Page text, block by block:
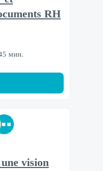
RH
мин.
vision